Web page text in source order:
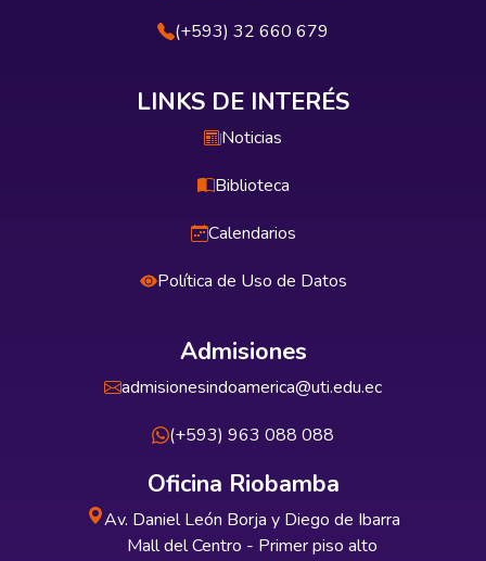
(+593) 32 660 679
LINKS DE INTERÉS
Noticias
Biblioteca
Calendarios
Política de Uso de Datos
Admisiones
admisionesindoamerica@uti.edu.ec
(+593) 963 088 088
Oficina Riobamba
Av. Daniel León Borja y Diego de Ibarra
Mall del Centro - Primer piso alto